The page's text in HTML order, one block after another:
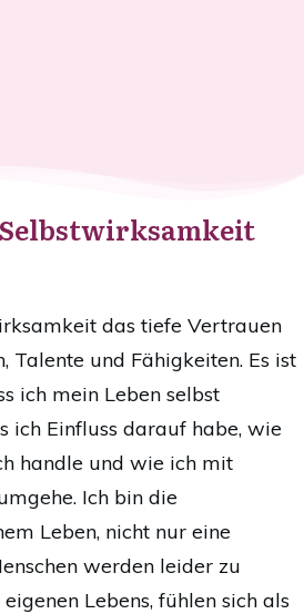
das tiefe Vertrauen
Talente und Fähigkeiten. Es ist
ich mein Leben selbst
ich Einfluss darauf habe, wie
handle und wie ich mit
Ich bin die
Leben, nicht nur eine
werden leider zu
Lebens, fühlen sich als